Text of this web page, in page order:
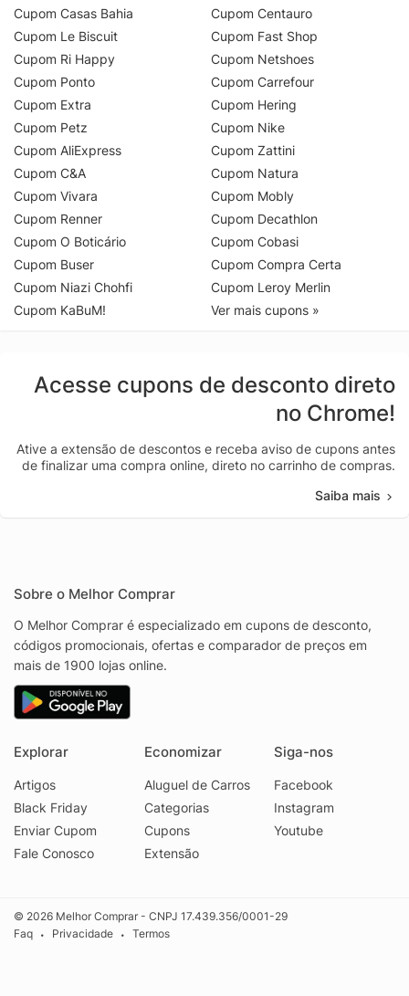
Cupom Casas Bahia
Cupom Le Biscuit
Cupom Ri Happy
Cupom Ponto
Cupom Extra
Cupom Petz
Cupom AliExpress
Cupom C&A
Cupom Vivara
Cupom Renner
Cupom O Boticário
Cupom Buser
Cupom Niazi Chohfi
Cupom KaBuM!
Cupom Centauro
Cupom Fast Shop
Cupom Netshoes
Cupom Carrefour
Cupom Hering
Cupom Nike
Cupom Zattini
Cupom Natura
Cupom Mobly
Cupom Decathlon
Cupom Cobasi
Cupom Compra Certa
Cupom Leroy Merlin
Ver mais cupons »
Acesse cupons de desconto direto
no Chrome!
Ative a extensão de descontos e receba aviso de cupons antes
de finalizar uma compra online, direto no carrinho de compras.
Saiba mais
Sobre o Melhor Comprar
O Melhor Comprar é especializado em cupons de desconto,
códigos promocionais, ofertas e comparador de preços em
mais de 1900 lojas online.
Explorar
Artigos
Black Friday
Enviar Cupom
Fale Conosco
Economizar
Aluguel de Carros
Categorias
Cupons
Extensão
Siga-nos
Facebook
Instagram
Youtube
© 2026 Melhor Comprar - CNPJ 17.439.356/0001-29
Faq
• Privacidade • Termos